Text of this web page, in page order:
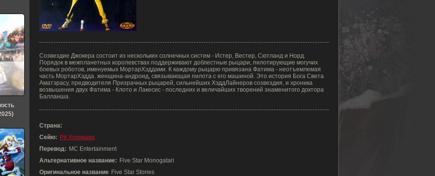
Созвездие Джокера состоит из нескольких солнечных систем - Истер, Вестер, Сютланд и Норд.
Порядок в межпланетных королевствах поддерживают доблестные рыцари, пилотирующие могучих
боевых роботов, именуемых МортарХэддами. К каждому рыцарю привязана Фатима - неотъемлемая
часть МортарХэдда. женщина-андроид, связывающая пилота с его машиной. Это история Бога Света
Аматэрасу, предводителя Призрачных рыцарей, сильнейших ХэддЛайнеров созвездия, и хроника
возвышения двух Фатима - Клото и Лакесис - последних и величайших творений знаменитого доктора
Балланша.
Страна:
Сейю: Рё Хорикава
Перевод: MC Entertainment
Альтернативное название: Five Star Monogatari
Оригинальное название Five Star Stories